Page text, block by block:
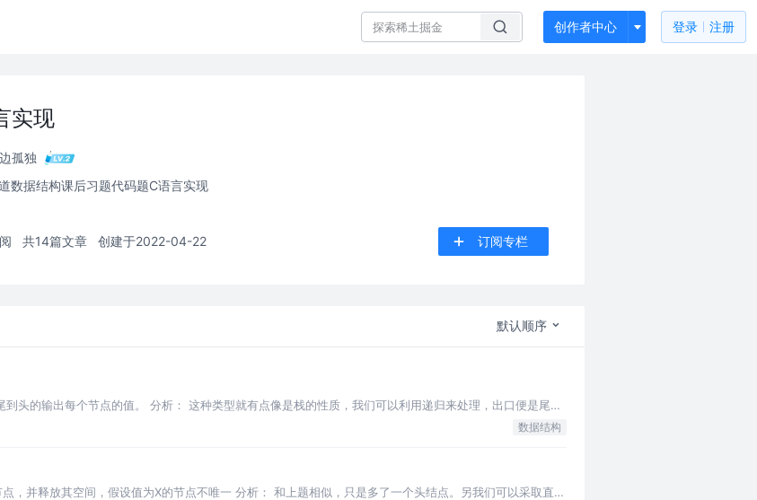
创作者中心 登录 注册
实现
孤独
数据结构课后习题代码题C语言实现
共14篇文章 创建于2022-04-22 订阅专栏
默认顺序
的输出每个节点的值。 分析： 这种类型就有点像是栈的性质，我们可以利用递归来处理，出口便是尾元
数据结构
，并释放其空间，假设值为X的节点不唯一 分析： 和上题相似，只是多了一个头结点。另我们可以采取直接